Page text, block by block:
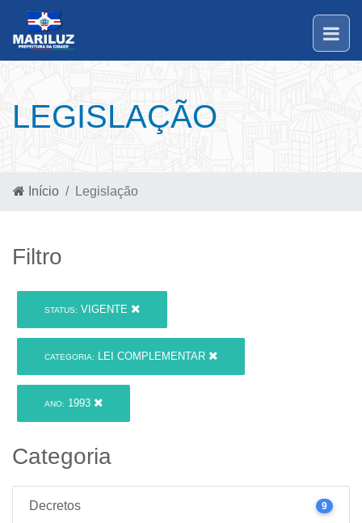
LEGISLAÇÃO
Início Legislação
Filtro
STATUS: VIGENTE
CATEGORIA: LEI COMPLEMENTAR
ANO: 1993
Categoria
Decretos 9